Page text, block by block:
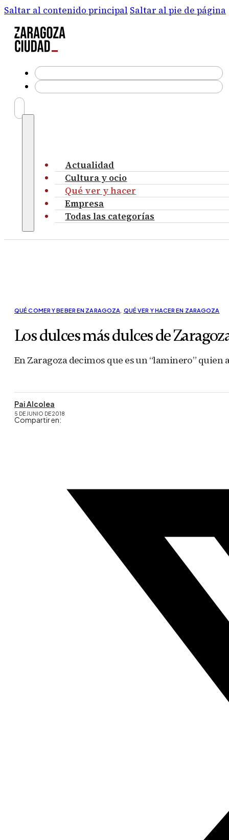
Saltar al contenido principal Saltar al pie de página
Actualidad
Cultura y ocio
Qué ver y hacer
Empresa
Todas las categorías
QUÉ COMER Y BEBER EN ZARAGOZA, QUÉ VER Y HACER EN ZARAGOZA
Los dulces más dulces de
En Zaragoza decimos que es un “laminero” quien
Pai Alcolea
5 DE JUNIO DE 2018
Compartir en: